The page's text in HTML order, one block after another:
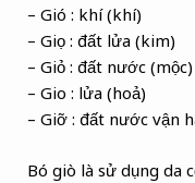
– Gió : khí (khí)
– Giọ : đất lửa (kim)
– Giỏ : đất nước (mộc)
– Gio : lửa (hoả)
– Giỡ : đất nước vận
Bó giò là sử dụng da